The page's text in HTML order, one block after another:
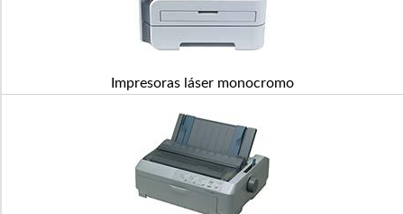
Impresoras láser monocromo